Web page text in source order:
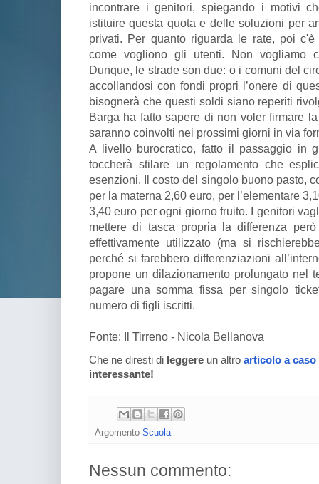
incontrare i genitori, spiegando i motivi
istituire questa quota e delle soluzioni per
privati. Per quanto riguarda le rate, poi
come vogliono gli utenti. Non vogliamo
Dunque, le strade son due: o i comuni del
accollandosi con fondi propri l’onere di
bisognerà che questi soldi siano reperiti
Barga ha fatto sapere di non voler firmare
saranno coinvolti nei prossimi giorni in via
A livello burocratico, fatto il passaggio in
toccherà stilare un regolamento che
esenzioni. Il costo del singolo buono pasto,
per la materna 2,60 euro, per l’elementare
3,40 euro per ogni giorno fruito. I genitori
mettere di tasca propria la differenza
effettivamente utilizzato (ma si
perché si farebbero differenziazioni
propone un dilazionamento prolungato nel
pagare una somma fissa per singolo
numero di figli iscritti.
Fonte: Il Tirreno - Nicola Bellanova
Che ne diresti di leggere un altro articolo a caso
interessante!
Argomento Scuola
Nessun commento: